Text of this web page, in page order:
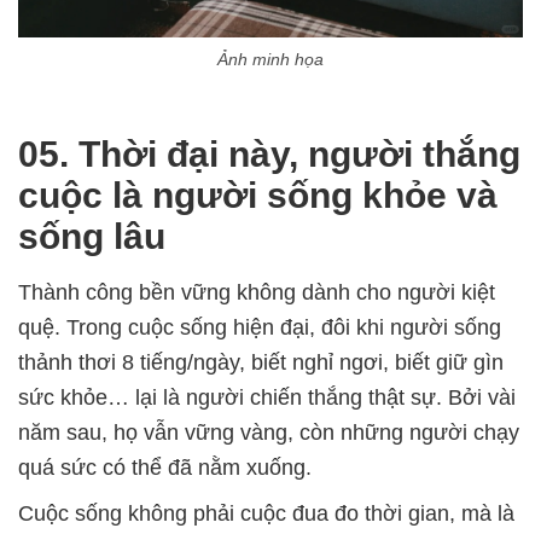
Ảnh minh họa
05. Thời đại này, người thắng
cuộc là người sống khỏe và
sống lâu
Thành công bền vững không dành cho người kiệt
quệ. Trong cuộc sống hiện đại, đôi khi người sống
thảnh thơi 8 tiếng/ngày, biết nghỉ ngơi, biết giữ gìn
sức khỏe… lại là người chiến thắng thật sự. Bởi vài
năm sau, họ vẫn vững vàng, còn những người chạy
quá sức có thể đã nằm xuống.
Cuộc sống không phải cuộc đua đo thời gian, mà là